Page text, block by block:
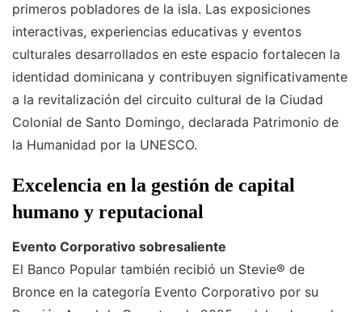
primeros pobladores de la isla. Las exposiciones
interactivas, experiencias educativas y eventos
culturales desarrollados en este espacio fortalecen la
identidad dominicana y contribuyen significativamente
a la revitalización del circuito cultural de la Ciudad
Colonial de Santo Domingo, declarada Patrimonio de
la Humanidad por la UNESCO.
Excelencia en la gestión de capital
humano y reputacional
Evento Corporativo sobresaliente
El Banco Popular también recibió un Stevie® de
Bronce en la categoría Evento Corporativo por su